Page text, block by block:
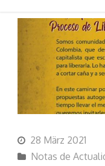
28 März 2021
Notas de